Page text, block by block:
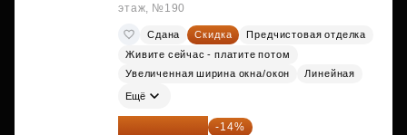
этаж, №190
Сдана Скидка
Предчистовая отделка
Живите сейчас - платите потом
Увеличенная ширина окна/окон
Линейная
Ещё
20 147 994 ₽ -14%